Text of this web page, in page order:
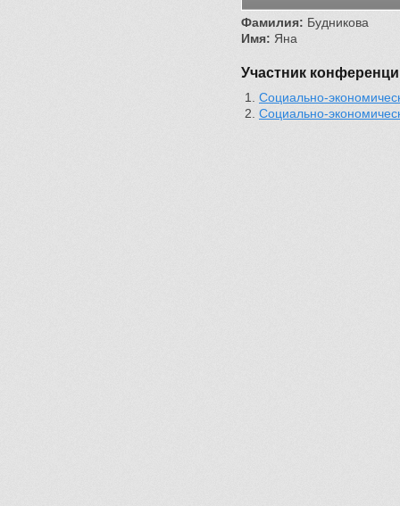
Фамилия: Будникова
Имя: Яна
Участник
Социально-
Социально-